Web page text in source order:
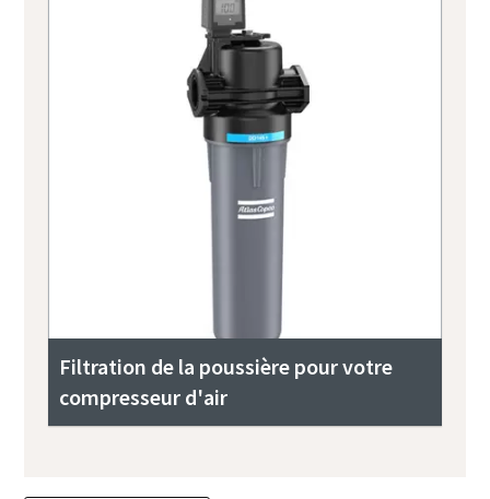
Filtration de la poussière pour votre
compresseur d'air